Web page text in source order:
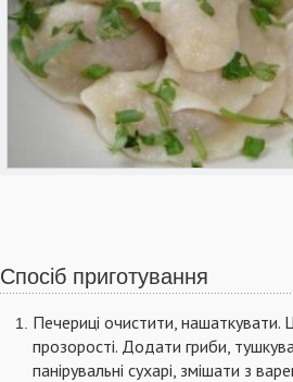
Спосіб приготування
Печериці очистити, нашаткувати.
прозорості. Додати гриби,
панірувальні сухарі, змішати з